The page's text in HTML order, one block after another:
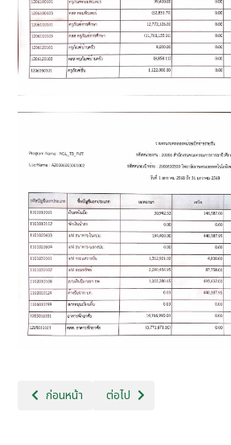
เนื้อหาก่อนหน้า: ประจำเดือน กุมภาพันธ์ 2568
ก่อนหน้า เนื้อหาถัดไป: ประจำเดือน มิถุ
ต่อไป